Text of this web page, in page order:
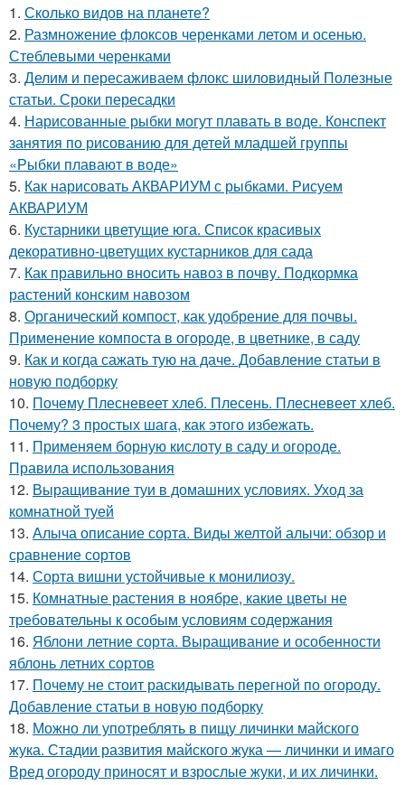
1. Сколько видов на планете?
2. Размножение флоксов черенками летом и осенью.
Стеблевыми черенками
3. Делим и пересаживаем флокс шиловидный Полезные
статьи. Сроки пересадки
4. Нарисованные рыбки могут плавать в воде. Конспект
занятия по рисованию для детей младшей группы
«Рыбки плавают в воде»
5. Как нарисовать АКВАРИУМ с рыбками. Рисуем
АКВАРИУМ
6. Кустарники цветущие юга. Список красивых
декоративно-цветущих кустарников для сада
7. Как правильно вносить навоз в почву. Подкормка
растений конским навозом
8. Органический компост, как удобрение для почвы.
Применение компоста в огороде, в цветнике, в саду
9. Как и когда сажать тую на даче. Добавление статьи в
новую подборку
10. Почему Плесневеет хлеб. Плесень. Плесневеет хлеб.
Почему? 3 простых шага, как этого избежать.
11. Применяем борную кислоту в саду и огороде.
Правила использования
12. Выращивание туи в домашних условиях. Уход за
комнатной туей
13. Алыча описание сорта. Виды желтой алычи: обзор и
сравнение сортов
14. Сорта вишни устойчивые к монилиозу.
15. Комнатные растения в ноябре, какие цветы не
требовательны к особым условиям содержания
16. Яблони летние сорта. Выращивание и особенности
яблонь летних сортов
17. Почему не стоит раскидывать перегной по огороду.
Добавление статьи в новую подборку
18. Можно ли употреблять в пищу личинки майского
жука. Стадии развития майского жука — личинки и имаго
Вред огороду приносят и взрослые жуки, и их личинки.